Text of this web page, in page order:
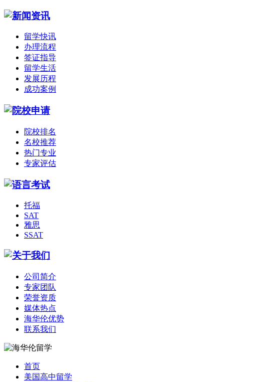
留学快讯
办理流程
签证指导
留学生活
发展历程
成功案例
院校排名
名校推荐
热门专业
专家评估
托福
SAT
雅思
SSAT
公司简介
专家团队
荣誉资质
媒体热点
海华伦优势
联系我们
首页
美国高中留学